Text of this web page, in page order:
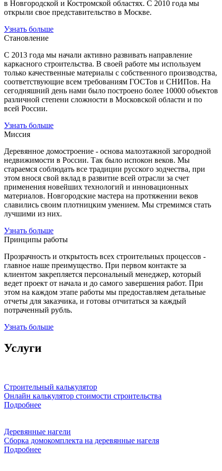
в Новгородской и Костромской областях. С 2010 года мы
открыли свое представительство в Москве.
Узнать больше
Становление
С 2013 года мы начали активно развивать направление
каркасного строительства. В своей работе мы используем
только качественные материалы с собственного производства,
соответствующие всем требованиям ГОСТов и СНИПов. На
сегодняшний день нами было построено более 10000 объектов
различной степени сложности в Московской области и по
всей России.
Узнать больше
Миссия
Деревянное домостроение - основа малоэтажной загородной
недвижимости в России. Так было испокон веков. Мы
стараемся соблюдать все традиции русского зодчества, при
этом внося свой вклад в развитие всей отрасли за счет
применения новейших технологий и инновационных
материалов. Новгородские мастера на протяжении веков
славились своим плотницким умением. Мы стремимся стать
лучшими из них.
Узнать больше
Принципы работы
Прозрачность и открытость всех строительных процессов -
главное наше преимущество. При первом контакте за
клиентом закрепляется персональный менеджер, который
ведет проект от начала и до самого завершения работ. При
этом на каждом этапе работы мы предоставляем детальные
отчеты для заказчика, и готовы отчитаться за каждый
потраченный рубль.
Узнать больше
Услуги
Строительный калькулятор
Онлайн калькулятор стоимости строительства
Подробнее
Деревянные нагели
Сборка домокомплекта на деревянные нагеля
Подробнее